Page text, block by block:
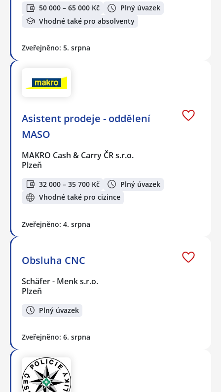
50 000 – 65 000 Kč
Plný úvazek
Vhodné také pro absolventy
Zveřejněno: 5. srpna
Asistent prodeje - oddělení
MASO
MAKRO Cash & Carry ČR s.r.o.
Plzeň
32 000 – 35 700 Kč
Plný úvazek
Vhodné také pro cizince
Zveřejněno: 4. srpna
Obsluha CNC
Schäfer - Menk s.r.o.
Plzeň
Plný úvazek
Zveřejněno: 6. srpna